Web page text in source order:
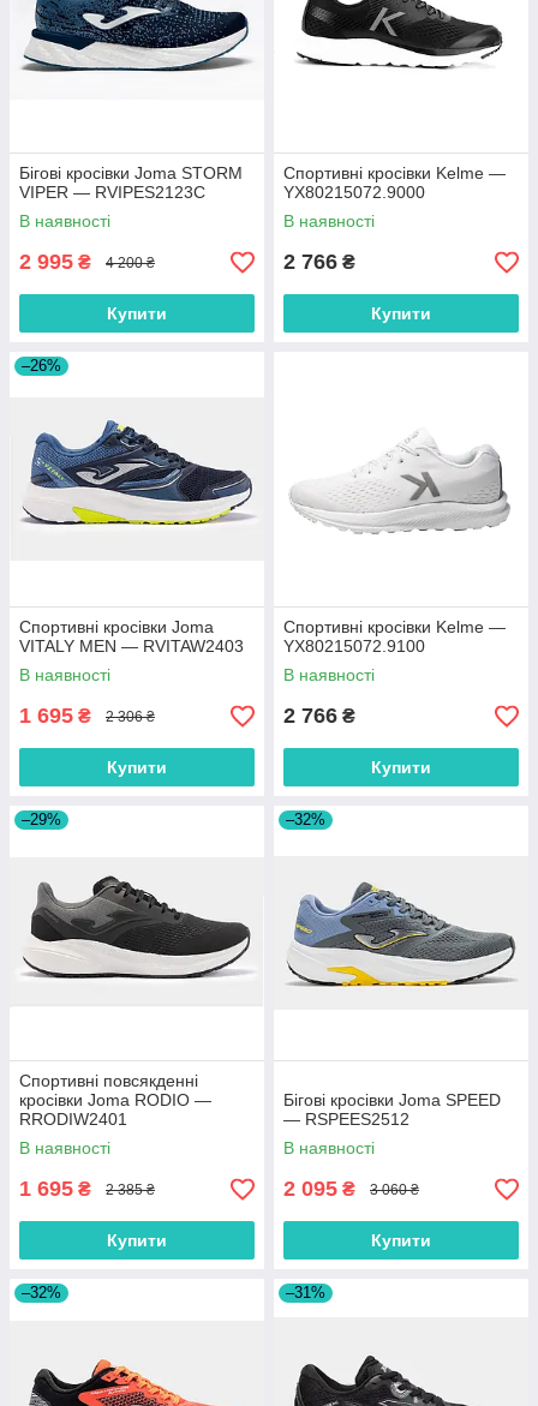
Бігові кросівки Joma STORM
VIPER — RVIPES2123C
В наявності
2 995 ₴ 4 200 ₴
Купити
Спортивні кросівки Kelme —
YX80215072.9000
В наявності
2 766 ₴
Купити
–26%
Спортивні кросівки Joma
VITALY MEN — RVITAW2403
В наявності
1 695 ₴ 2 306 ₴
Купити
Спортивні кросівки Kelme —
YX80215072.9100
В наявності
2 766 ₴
Купити
–29%
Спортивні повсякденні
кросівки Joma RODIO —
RRODIW2401
В наявності
1 695 ₴ 2 385 ₴
Купити
–32%
Бігові кросівки Joma SPEED
— RSPEES2512
В наявності
2 095 ₴ 3 060 ₴
Купити
–32% –31%